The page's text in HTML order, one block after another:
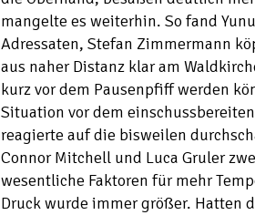
mangelte es weiterhin. So fand
Adressaten, Stefan Zimmermann
aus naher Distanz klar am
kurz vor dem Pausenpfiff werden
Situation vor dem
reagierte auf die bisweilen
Connor Mitchell und Luca Gruler
wesentliche Faktoren für mehr
Druck wurde immer größer. Hatten